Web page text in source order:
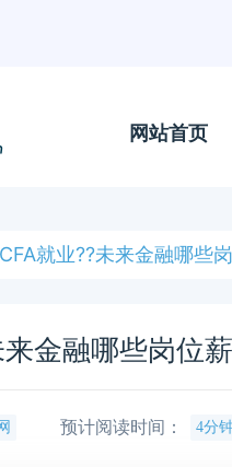
网站首页
就业??未来金融哪些
来金融哪些岗位
预计阅读时间： 4分